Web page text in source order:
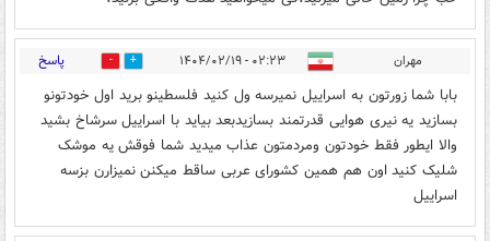
مهران ۰۲:۲۳ - ۱۴۰۴/۰۲/۱۹ 1 پاسخ
بابا شما زورتون به اسراییل نمیرسه ول کنید فلسطینو برید اول خودتونو
بسازید یه نیری هوایی قدرتمند بسازیدبعد بیاید با اسراییل سرشاخ بشید
والا ایطور فقط خودتون ومردمتون عذاب میدید شما فوقش یه موشک
شلیک کنید اون هم همین کشورای عربی ساقط میکنن نمیزارن بزسه
اسراییل